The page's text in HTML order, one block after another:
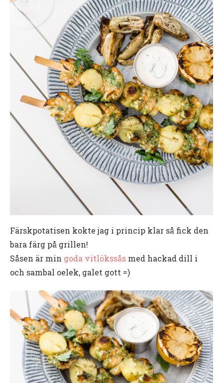
Färskpotatisen kokte jag i princip klar så fick den
bara färg på grillen!
Såsen är min goda vitlökssås med hackad dill i
och sambal oelek, galet gott =)